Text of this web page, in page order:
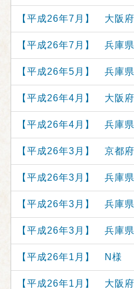
【平成26年7月】 大阪
【平成26年7月】 兵庫
【平成26年5月】 兵庫
【平成26年4月】 大阪
【平成26年4月】 兵庫
【平成26年3月】 京都
【平成26年3月】 兵庫
【平成26年3月】 兵庫
【平成26年3月】 兵庫
【平成26年1月】 N様
【平成26年1月】 大阪